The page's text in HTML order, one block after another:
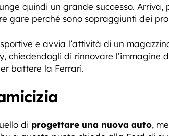
quindi un grande successo.
gare perché sono sopraggiunti dei
e avvia l’attività di un
chiedendogli di rinnovare
battere la Ferrari.
di progettare una nuova auto,